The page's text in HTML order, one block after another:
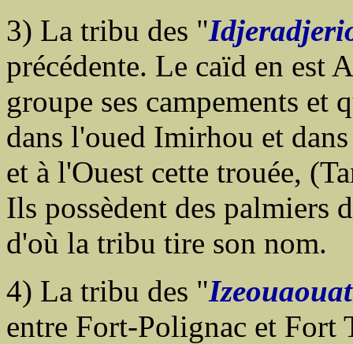
3) La tribu des "
précédente. Le caïd en est
groupe ses campements et
dans l'oued Imirhou et
et à l'Ouest cette trouée,
Ils possèdent des palmiers
d'où la tribu tire son nom.
4) La tribu des "
entre Fort-Polignac et Fort